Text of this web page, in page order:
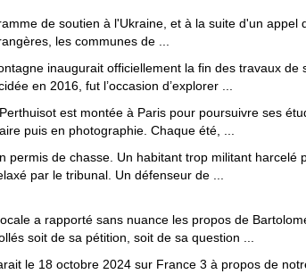
de soutien à l'Ukraine, et à la suite d'un appel
les communes de ...
inaugurait officiellement la fin des travaux de
en 2016, fut l’occasion d’explorer ...
est montée à Paris pour poursuivre ses
puis en photographie. Chaque été, ...
permis de chasse. Un habitant trop militant harcelé
par le tribunal. Un défenseur de ...
a rapporté sans nuance les propos de
soit de sa pétition, soit de sa question ...
le 18 octobre 2024 sur France 3 à propos de